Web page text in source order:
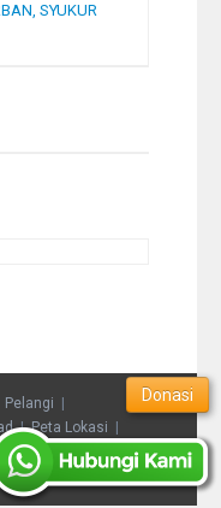
SYUKUR
Pelangi
Peta Lokasi
Donasi